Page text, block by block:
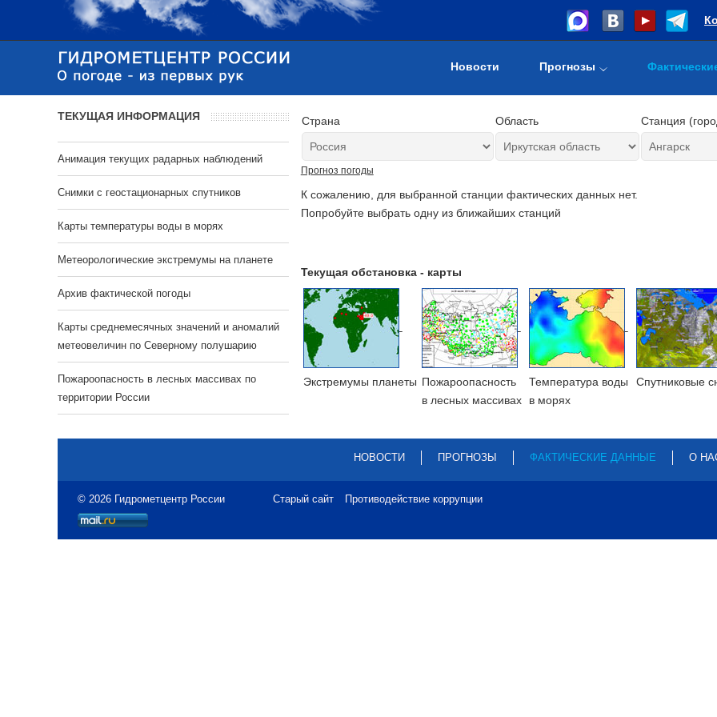
Новости Прогнозы
Страна Область Станция
Прогноз погоды
К сожалению, для выбранной станции фактических данных нет.
Попробуйте выбрать одну из ближайших станций
Текущая обстановка - карты
Экстремумы планеты Пожароопасность
в лесных массивах
Температура воды
в морях
Cпутниковые
ТЕКУЩАЯ ИНФОРМАЦИЯ
Анимация текущих радарных наблюдений
Cнимки с геостационарных спутников
Карты температуры воды в морях
Метеорологические экстремумы на планете
Архив фактической погоды
Карты среднемесячных значений и аномалий
метеовеличин по Северному полушарию
Пожароопасность в лесных массивах по
территории России
НОВОСТИ ПРОГНОЗЫ ФАКТИЧЕСКИЕ ДАННЫЕ О
© 2026 Гидрометцентр России Старый сайт Противодействие коррупции